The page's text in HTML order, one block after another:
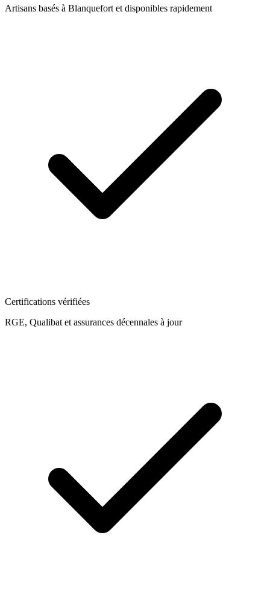
Artisans basés à Blanquefort et disponibles rapidement
Certifications vérifiées
RGE, Qualibat et assurances décennales à jour